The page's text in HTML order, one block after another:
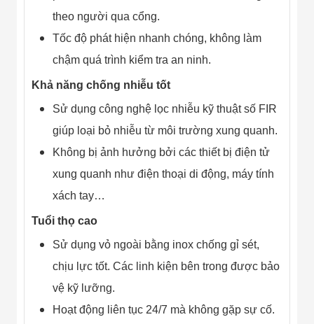
theo người qua cổng.
Tốc độ phát hiện nhanh chóng, không làm
chậm quá trình kiểm tra an ninh.
Khả năng chống nhiễu tốt
Sử dụng công nghệ lọc nhiễu kỹ thuật số FIR
giúp loại bỏ nhiễu từ môi trường xung quanh.
Không bị ảnh hưởng bởi các thiết bị điện tử
xung quanh như điện thoại di động, máy tính
xách tay…
Tuổi thọ cao
Sử dụng vỏ ngoài bằng inox chống gỉ sét,
chịu lực tốt. Các linh kiện bên trong được bảo
vệ kỹ lưỡng.
Hoạt động liên tục 24/7 mà không gặp sự cố.